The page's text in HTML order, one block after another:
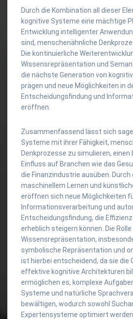
Durch die Kombination all dieser
kognitive Systeme eine mächtige
Entwicklung intelligenter
sind, menschenähnliche
Die kontinuierliche
Wissensrepräsentation und
die nächste Generation von
prägen und neue Möglichkeiten in
Entscheidungsfindung und
eröffnen.
Zusammenfassend lässt sich
Systeme mit ihrer Fähigkeit,
Denkprozesse zu simulieren, einen
Einfluss auf Branchen wie das
die Finanzindustrie ausüben. Durch
maschinellem Lernen und
eröffnen sich neue Möglichkeiten
Informationsverarbeitung und
Entscheidungsfindung, die
erheblich steigern können. Die Rolle
Wissensrepräsentation,
symbolische Repräsentation und
ist hierbei entscheidend, da sie die
effektive kognitive Architekturen
ermöglichen es, komplexe
Systeme und natürliche
bewältigen, wodurch sowohl
Expertensysteme optimiert